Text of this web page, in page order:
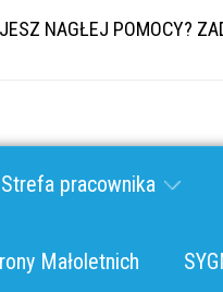
NAGŁEJ POMOCY?
Strefa pracownika
Małoletnich